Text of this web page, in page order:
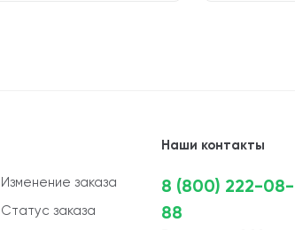
Изменение заказа
Статус заказа
Наши контакты
8 (800) 222-08-
88